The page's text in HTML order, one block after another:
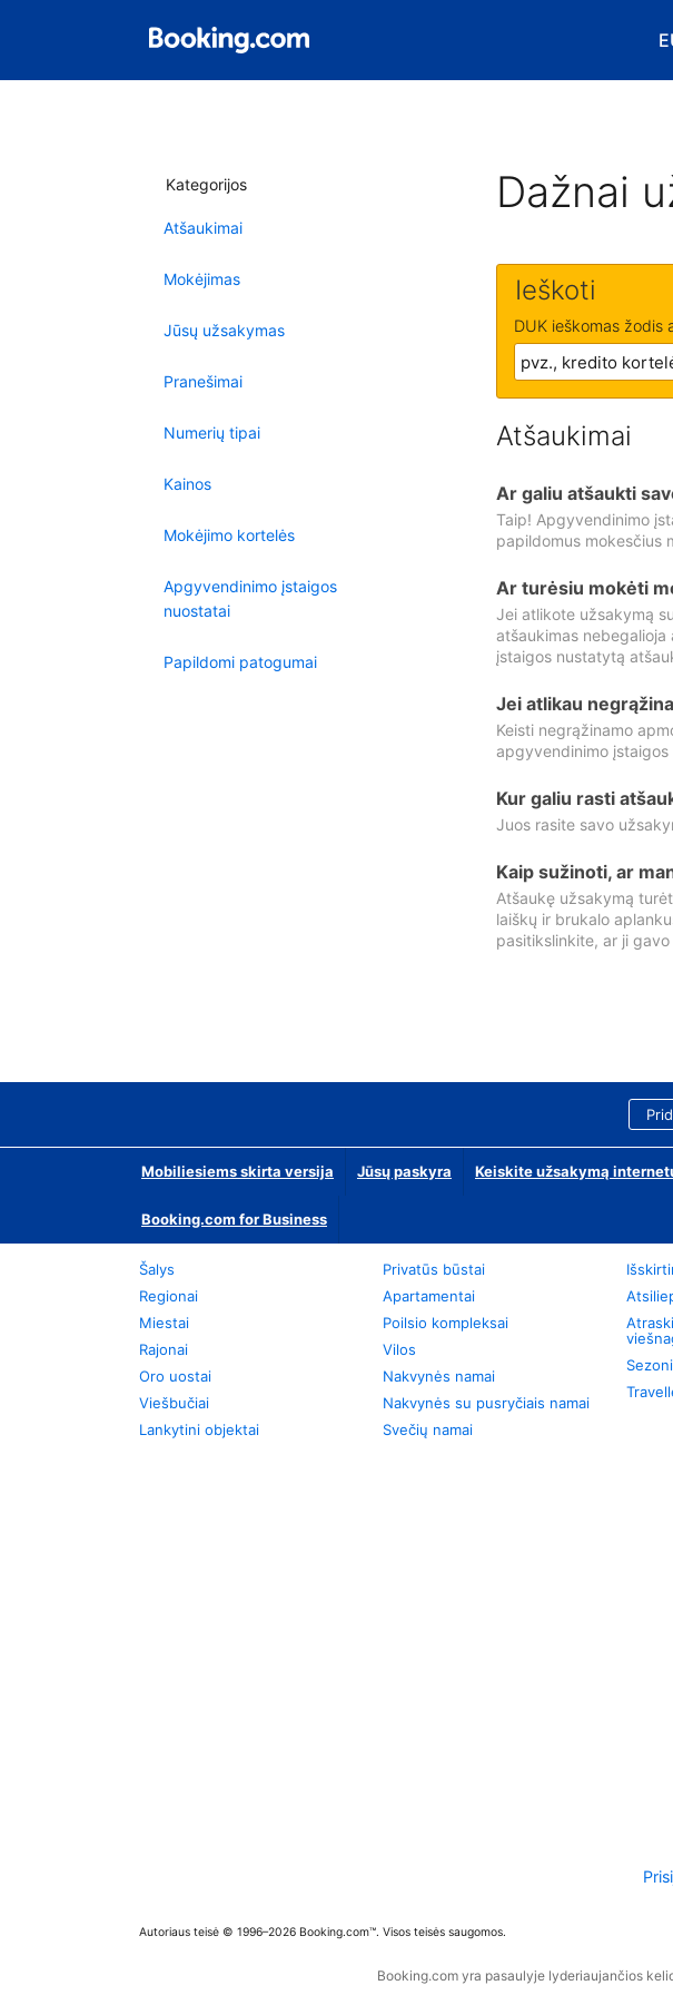
Kategorijos
Atšaukimai
Mokėjimas
Jūsų užsakymas
Pranešimai
Numerių tipai
Kainos
Mokėjimo kortelės
Apgyvendinimo įstaigos
nuostatai
Papildomi patogumai
Dažnai
Ieškoti
DUK ieškomas žodis
Atšaukimai
Ar galiu atšaukti
Taip! Apgyvendinimo
papildomus mokesčius
Ar turėsiu mokėti
Jei atlikote užsakymą
atšaukimas
įstaigos nustatytą
Jei atlikau
Keisti negrąžinamo
apgyvendinimo
Kur galiu rasti
Juos rasite savo
Kaip sužinoti, ar
Atšaukę užsakymą
laiškų ir brukalo
pasitikslinkite, ar ji
Mobiliesiems skirta versija Jūsų paskyra Keiskite užsakymą
Booking.com for Business
Šalys
Regionai
Miestai
Rajonai
Oro uostai
Viešbučiai
Lankytini objektai
Privatūs būstai
Apartamentai
Poilsio kompleksai
Vilos
Nakvynės namai
Nakvynės su pusryčiais namai
Svečių namai
Autoriaus teisė © 1996–2026 Booking.com™. Visos teisės saugomos.
Booking.com yra pasaulyje lyderiaujančios